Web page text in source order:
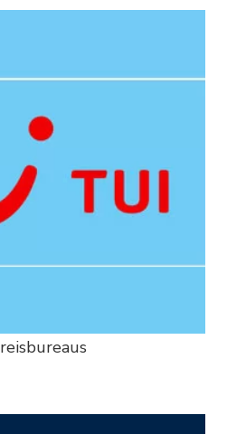
reisbureaus